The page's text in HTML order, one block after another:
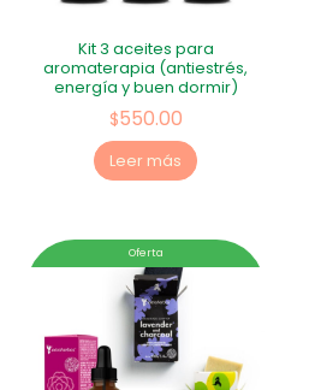
Kit 3 aceites para
aromaterapia (antiestrés,
energía y buen dormir)
$550.00
Leer más
Oferta